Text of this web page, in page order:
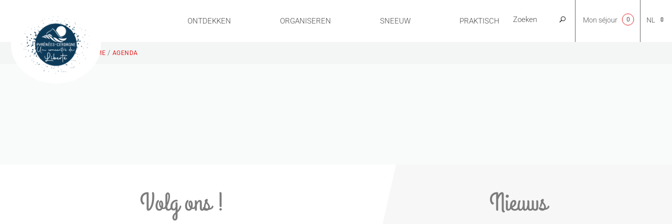
ONTDEKKEN ORGANISEREN SNEEUW PRAKTISCH NL
Mon séjour 0
HOME / AGENDA
Volg ons ! Nieuws